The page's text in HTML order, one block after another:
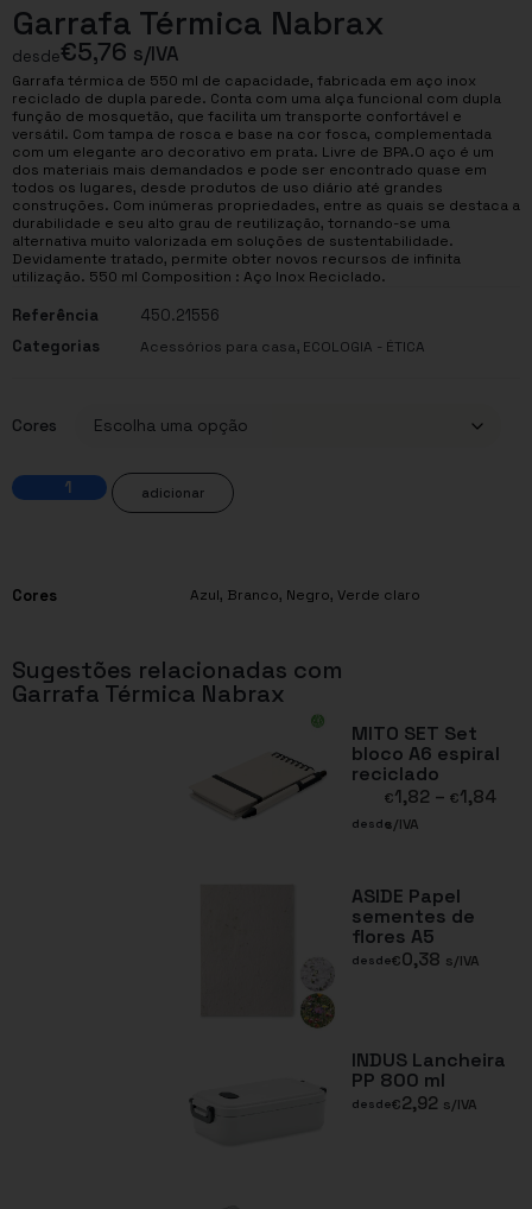
Garrafa Térmica Nabrax
desde€5,76 s/IVA
Garrafa térmica de 550 ml de capacidade, fabricada em aço inox
reciclado de dupla parede. Conta com uma alça funcional com dupla
função de mosquetão, que facilita um transporte confortável e
versátil. Com tampa de rosca e base na cor fosca, complementada
com um elegante aro decorativo em prata. Livre de BPA.O aço é um
dos materiais mais demandados e pode ser encontrado quase em
todos os lugares, desde produtos de uso diário até grandes
construções. Com inúmeras propriedades, entre as quais se destaca a
durabilidade e seu alto grau de reutilização, tornando-se uma
alternativa muito valorizada em soluções de sustentabilidade.
Devidamente tratado, permite obter novos recursos de infinita
utilização. 550 ml Composition : Aço Inox Reciclado.
Referência
450.21556
Categorias
Acessórios para casa, ECOLOGIA - ÉTICA
Cores
adicionar
Cores Azul, Branco, Negro, Verde claro
Sugestões relacionadas com
Garrafa Térmica Nabrax
MITO SET Set
bloco A6 espiral
reciclado
desde
€1,82 – €1,84
s/IVA
ASIDE Papel
sementes de
flores A5
desde€0,38 s/IVA
INDUS Lancheira
PP 800 ml
desde€2,92 s/IVA